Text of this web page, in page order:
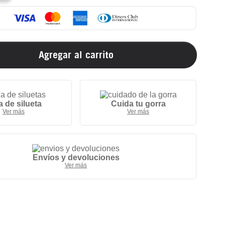
Agregar al carrito
de silueta
Ver más
Cuida tu gorra
Ver más
Envíos y devoluciones
Ver más